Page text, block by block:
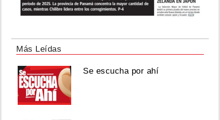
Más Leídas
Se escucha por ahí